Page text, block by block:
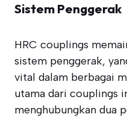
Sistem Penggerak
HRC couplings
sistem penggerak,
vital dalam berbagai
utama dari couplings
menghubungkan dua